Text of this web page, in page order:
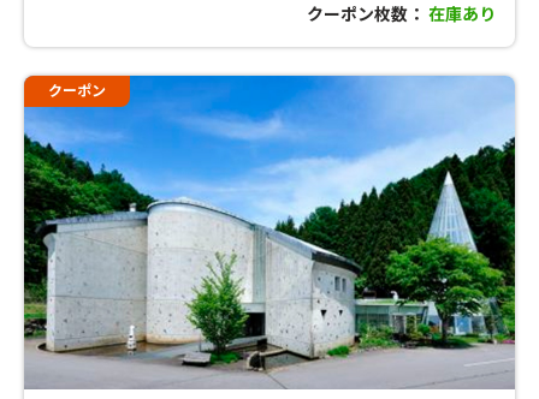
クーポン枚数： 在庫あり
クーポン